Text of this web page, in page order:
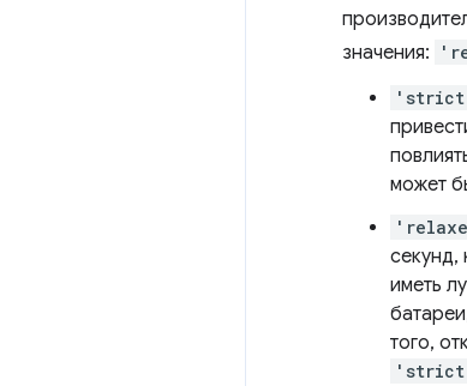
значения:
может
секунд,
иметь
того,